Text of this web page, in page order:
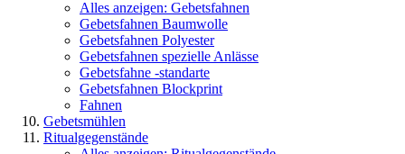
Alles anzeigen: Gebetsfahnen
Gebetsfahnen Baumwolle
Gebetsfahnen Polyester
Gebetsfahnen spezielle Anlässe
Gebetsfahne -standarte
Gebetsfahnen Blockprint
Fahnen
Gebetsmühlen
Ritualgegenstände